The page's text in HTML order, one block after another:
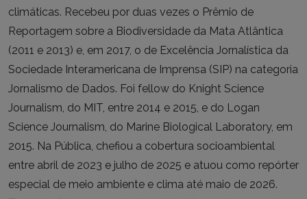
climáticas. Recebeu por duas vezes o Prêmio de
Reportagem sobre a Biodiversidade da Mata Atlântica
(2011 e 2013) e, em 2017, o de Excelência Jornalística da
Sociedade Interamericana de Imprensa (SIP) na categoria
Jornalismo de Dados. Foi fellow do Knight Science
Journalism, do MIT, entre 2014 e 2015, e do Logan
Science Journalism, do Marine Biological Laboratory, em
2015. Na Pública, chefiou a cobertura socioambiental
entre abril de 2023 e julho de 2025 e atuou como repórter
especial de meio ambiente e clima até maio de 2026.